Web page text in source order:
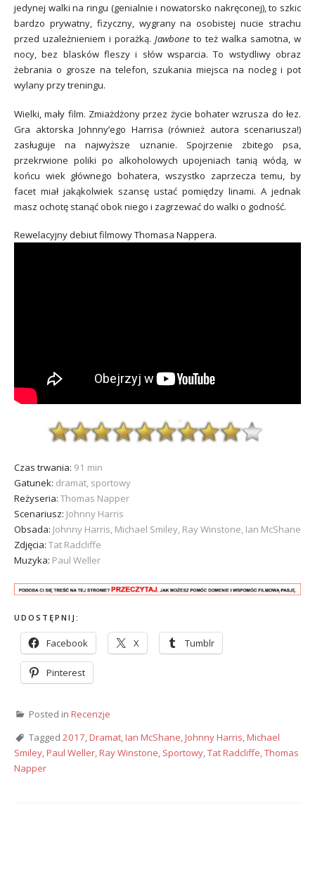
jedynej walki na ringu (genialnie i nowatorsko nakręconej), to szkic
bardzo prywatny, fizyczny, wygrany na osobistej nucie strachu
przed uzależnieniem i porażką. Jawbone to też walka samotna, w
nocy, bez blasków fleszy i słów wsparcia. To wstydliwy obraz
żebrania o grosze na telefon, szukania miejsca na nocleg i pot
wylany przy treningu.
Wielki, mały film. Zmiażdżony przez życie bohater wzrusza do łez.
Gra aktorska Johnny’ego Harrisa (również autora scenariusza!)
zasługuje na najwyższe uznanie. Spojrzenie zbitego psa,
przekrwione poliki po alkoholowych upojeniach tanią wódą, w
końcu wiek głównego bohatera, wszystko zaprzecza temu, by
facet miał jakąkolwiek szansę ustać pomiędzy linami. A jednak
masz ochotę stanąć obok niego i zagrzewać do walki o godność.
Rewelacyjny debiut filmowy Thomasa Nappera.
Czas trwania: 91 min
Gatunek: dramat, sportowy
Reżyseria: Thomas Napper
Scenariusz: Johnny Harris
Obsada: Johnny Harris, Michael Smiley, Ray Winstone, Ian McShane
Zdjęcia: Tat Radcliffe
Muzyka: Paul Weller
UDOSTĘPNIJ:
Facebook X Tumblr
Pinterest
Posted in Recenzje
Tagged 2017,Dramat,Ian McShane,Johnny Harris,Michael
Smiley,Paul Weller,Ray Winstone, Sportowy,Tat Radcliffe,Thomas
Napper